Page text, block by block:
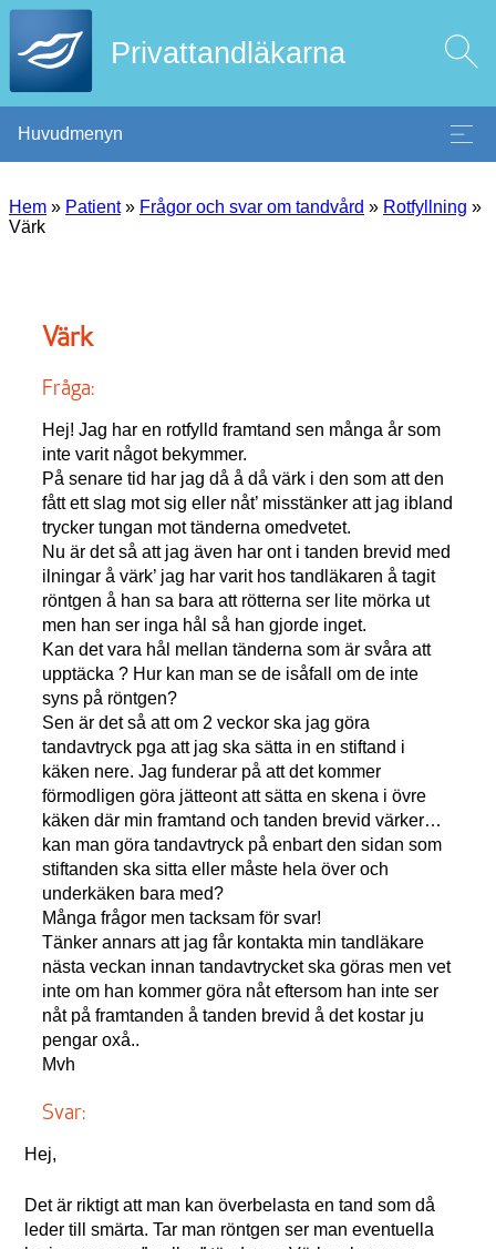
Privattandläkarna
Huvudmenyn
Hem » Patient» Frågor och svar om tandvård » Rotfyllning »
Värk
Värk
Fråga:
Hej! Jag har en rotfylld framtand sen många år som
inte varit något bekymmer.
På senare tid har jag då å då värk i den som att den
fått ett slag mot sig eller nåt’ misstänker att jag ibland
trycker tungan mot tänderna omedvetet.
Nu är det så att jag även har ont i tanden brevid med
ilningar å värk’ jag har varit hos tandläkaren å tagit
röntgen å han sa bara att rötterna ser lite mörka ut
men han ser inga hål så han gjorde inget.
Kan det vara hål mellan tänderna som är svåra att
upptäcka ? Hur kan man se de isåfall om de inte
syns på röntgen?
Sen är det så att om 2 veckor ska jag göra
tandavtryck pga att jag ska sätta in en stiftand i
käken nere. Jag funderar på att det kommer
förmodligen göra jätteont att sätta en skena i övre
käken där min framtand och tanden brevid värker…
kan man göra tandavtryck på enbart den sidan som
stiftanden ska sitta eller måste hela över och
underkäken bara med?
Många frågor men tacksam för svar!
Tänker annars att jag får kontakta min tandläkare
nästa veckan innan tandavtrycket ska göras men vet
inte om han kommer göra nåt eftersom han inte ser
nåt på framtanden å tanden brevid å det kostar ju
pengar oxå..
Mvh
Svar:
Hej,
Det är riktigt att man kan överbelasta en tand som då
leder till smärta. Tar man röntgen ser man eventuella